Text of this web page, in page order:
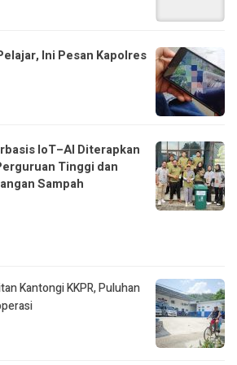
Ini Pesan Kapolres
IoT–AI Diterapkan
Tinggi dan
Sampah
Kantongi KKPR, Puluhan